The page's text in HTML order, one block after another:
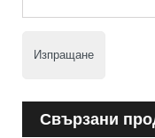
Изпращане
Свързани